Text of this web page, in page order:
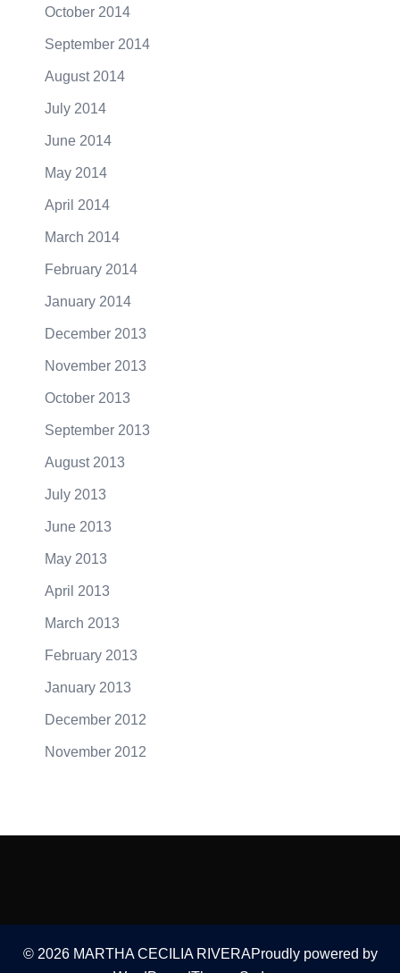
October 2014
September 2014
August 2014
July 2014
June 2014
May 2014
April 2014
March 2014
February 2014
January 2014
December 2013
November 2013
October 2013
September 2013
August 2013
July 2013
June 2013
May 2013
April 2013
March 2013
February 2013
January 2013
December 2012
November 2012
© 2026 MARTHA CECILIA RIVERAProudly powered by